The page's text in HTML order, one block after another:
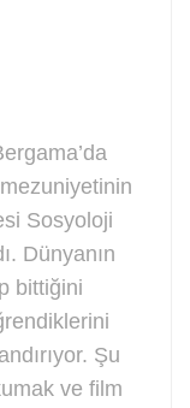
Sosyoloji
Dünyanın
bittiğini
Şu
ve film